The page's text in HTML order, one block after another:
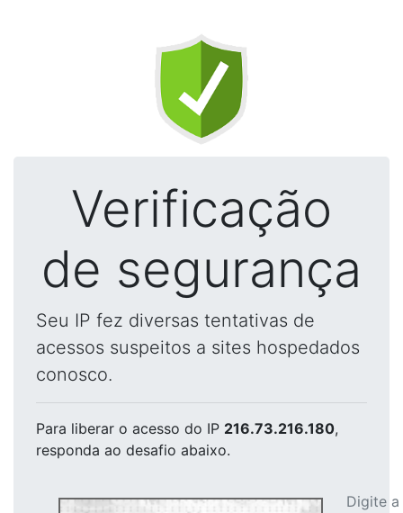
Verificação
de segurança
Seu IP fez diversas tentativas de
acessos suspeitos a sites hospedados
conosco.
Para liberar o acesso do IP 216.73.216.180,
responda ao desafio abaixo.
Digite